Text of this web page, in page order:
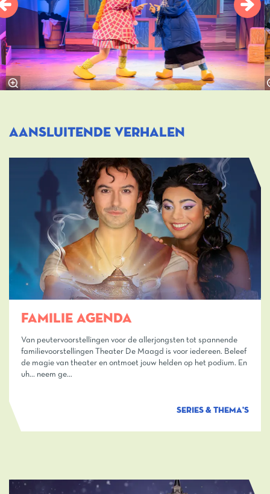
Aansluitende verhalen
FAMILIE AGENDA
Van peutervoorstellingen voor de allerjongsten tot spannende
familievoorstellingen Theater De Maagd is voor iedereen. Beleef
de magie van theater en ontmoet jouw helden op het podium. En
uh... neem ge…
SERIES & THEMA'S